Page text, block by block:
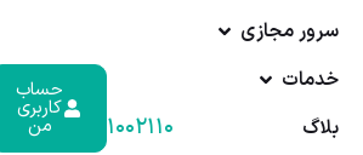
سرور مجازی
خدمات
بلاگ
۰۱۷-۹۱۰۰۲۱۱۰
حساب
کاربری
من